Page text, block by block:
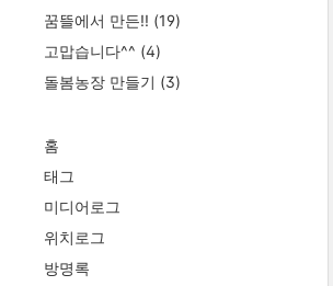
꿈뜰에서 만든!! (19)
고맙습니다^^ (4)
돌봄농장 만들기 (3)
홈
태그
미디어로그
위치로그
방명록